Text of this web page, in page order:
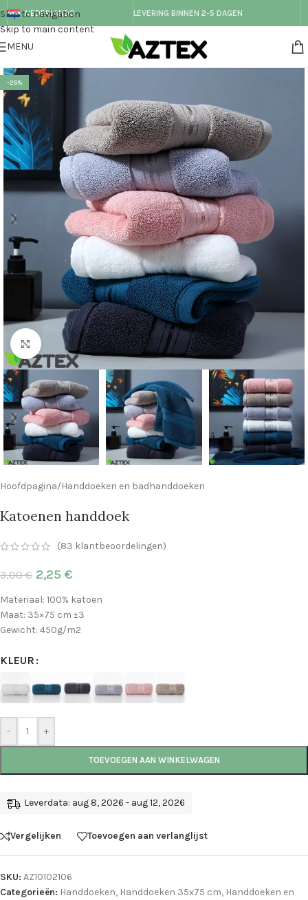
Skip to navigation
Skip to main content
NEDERLANDS LEVERING BINNEN 2-5 DAGEN
MENU
-25%
Klik om te vergroten
Hoofdpagina/Handdoeken en badhanddoeken
Katoenen handdoek
(83 klantbeoordelingen)
3,00€ 2,25 €
Materiaal: 100% katoen
Maat: 35×75 cm ±3
Gewicht: 450g/m2
KLEUR
- +
TOEVOEGEN AAN WINKELWAGEN
Leverdata: aug 8, 2026 - aug 12, 2026
Vergelijken Toevoegen aan verlanglijst
SKU: AZ10102106
Categorieën: Handdoeken, Handdoeken 35x75 cm, Handdoeken en